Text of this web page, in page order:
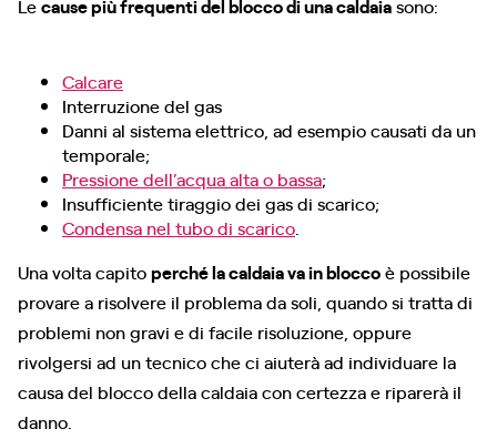
Lecause più frequenti del blocco di una caldaiasono:
Calcare
Interruzione del gas
Danni al sistema elettrico, ad esempio causati da un
temporale;
Pressione dell’acqua alta o bassa;
Insufficiente tiraggio dei gas di scarico;
Condensa nel tubo di scarico
Una volta capitoperché la caldaia va in bloccoè possibile
provare a risolvere il problema da soli, quando si tratta di
problemi non gravi e di facile risoluzione, oppure
rivolgersi ad un tecnico che ci aiuterà ad individuare la
causa del blocco della caldaia con certezza e riparerà il
danno.